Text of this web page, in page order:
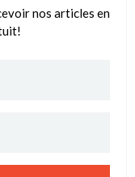
nos articles en